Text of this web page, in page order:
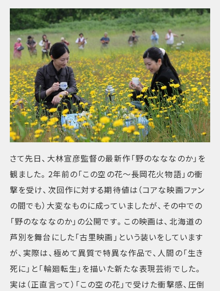
さて先日、大林宣彦監督の最新作「野のなななのか」を
観ました。2年前の「この空の花～長岡花火物語」の衝
撃を受け、次回作に対する期待値は（コアな映画ファン
の間でも）大変なものに成っていましたが、その中での
「野のなななのか」の公開です。この映画は、北海道の
芦別を舞台にした「古里映画」という装いをしています
が、実際は、極めて異質で特異な作品で、人間の「生き
死に」と「輪廻転生」を描いた新たな表現芸術でした。
実は（正直言って）「この空の花」で受けた衝撃感、圧倒